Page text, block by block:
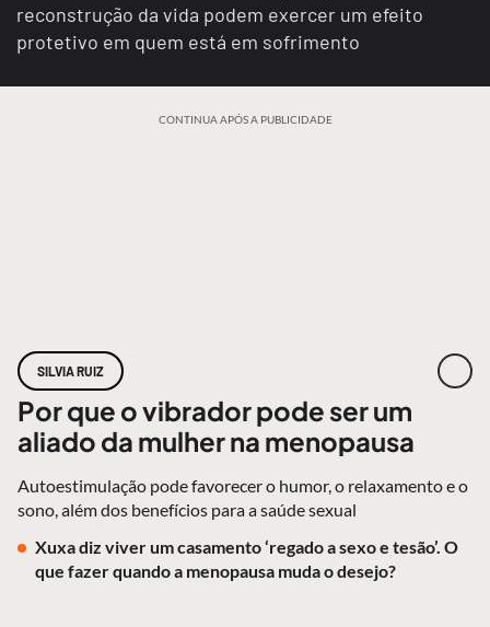
reconstrução da vida podem exercer um efeito
protetivo em quem está em sofrimento
CONTINUA APÓS A PUBLICIDADE
SILVIA RUIZ
Por que o vibrador pode ser um
aliado da mulher na menopausa
Autoestimulação pode favorecer o humor, o relaxamento e o
sono, além dos benefícios para a saúde sexual
Xuxa diz viver um casamento ‘regado a sexo e tesão’. O
que fazer quando a menopausa muda o desejo?